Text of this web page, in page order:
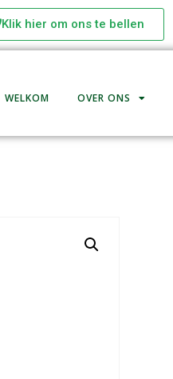
Klik hier om ons te bellen
WELKOM OVER ONS